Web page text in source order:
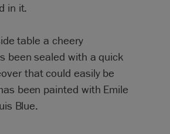
in it.
table a cheery
been sealed with a quick
that could easily be
been painted with Emile
Blue.